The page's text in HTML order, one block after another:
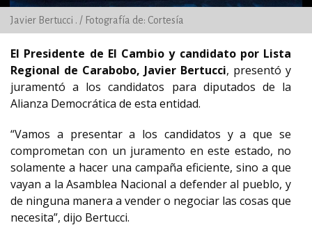
Javier Bertucci . / Fotografía de: Cortesía
El Presidente de El Cambio y candidato por Lista
Regional de Carabobo, Javier Bertucci, presentó y
juramentó a los candidatos para diputados de la
Alianza Democrática de esta entidad.
“Vamos a presentar a los candidatos y a que se
comprometan con un juramento en este estado, no
solamente a hacer una campaña eficiente, sino a que
vayan a la Asamblea Nacional a defender al pueblo, y
de ninguna manera a vender o negociar las cosas que
necesita”, dijo Bertucci.